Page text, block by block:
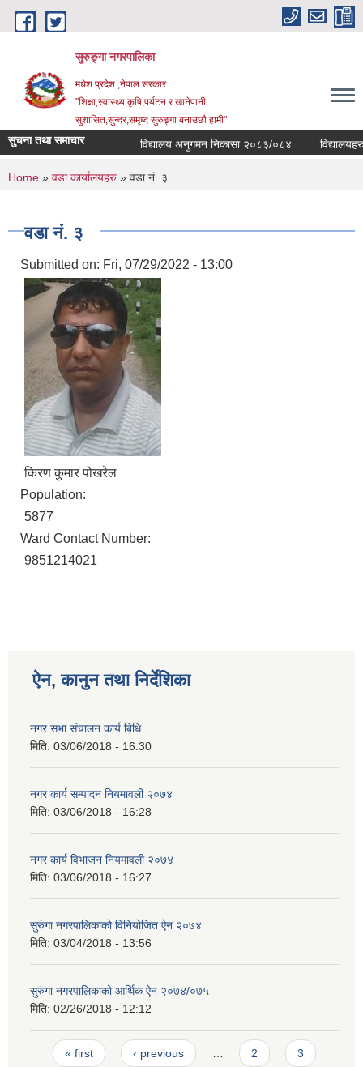
Skip to main content
सुरुङ्‍गा नगरपालिका
मधेश प्रदेश ,नेपाल सरकार
"शिक्षा,स्वास्थ्य,कृषि,पर्यटन र खानेपानी
सुशासित,सुन्दर,समृध्द सुरुङ्गा बनाउछौ हामी"
सुचना तथा समाचार विद्यालय अनुगमन निकासा २०८३/०८४
You are here
Home » वडा कार्यालयहरु » वडा नं. ३
वडा नं. ३
Submitted on: Fri, 07/29/2022 - 13:00
किरण कुमार पोखरेल
Population:
5877
Ward Contact Number:
9851214021
ऐन, कानुन तथा निर्देशिका
नगर सभा संचालन कार्य बिधि
मिति: 03/06/2018 - 16:30
नगर कार्य सम्पादन नियमावली २०७४
मिति: 03/06/2018 - 16:28
नगर कार्य विभाजन नियमावली २०७४
मिति: 03/06/2018 - 16:27
सुरुंगा नगरपालिकाको विनियोजित ऐन २०७४
मिति: 03/04/2018 - 13:56
सुरुंगा नगरपालिकाको आर्थिक ऐन २०७४/०७५
मिति: 02/26/2018 - 12:12
Pages
« first ‹ previous 2 3